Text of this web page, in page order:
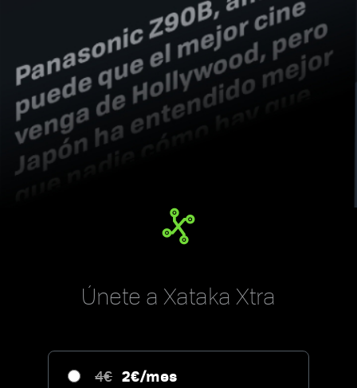
Únete a Xataka Xtra
4€ 2€/mes